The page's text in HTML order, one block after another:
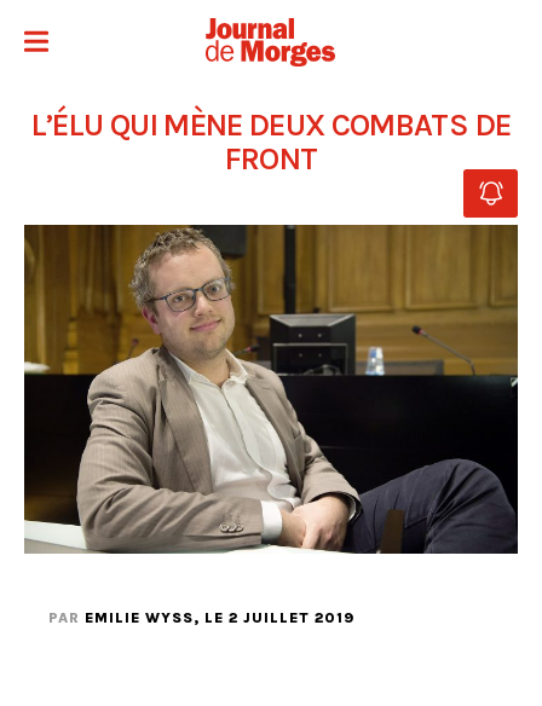
L’ÉLU QUI MÈNE DEUX COMBATS DE
FRONT
PAR EMILIE WYSS, LE 2 JUILLET 2019